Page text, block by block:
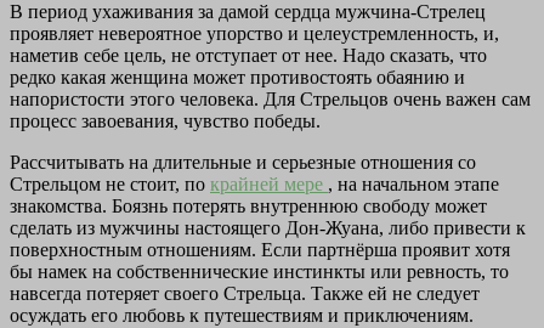
В период ухаживания за дамой сердца мужчина-Стрелец
проявляет невероятное упорство и целеустремленность, и,
наметив себе цель, не отступает от нее. Надо сказать, что
редко какая женщина может противостоять обаянию и
напористости этого человека. Для Стрельцов очень важен сам
процесс завоевания, чувство победы.
Рассчитывать на длительные и серьезные отношения со
Стрельцом не стоит, по крайней мере , на начальном этапе
знакомства. Боязнь потерять внутреннюю свободу может
сделать из мужчины настоящего Дон-Жуана, либо привести к
поверхностным отношениям. Если партнёрша проявит хотя
бы намек на собственнические инстинкты или ревность, то
навсегда потеряет своего Стрельца. Также ей не следует
осуждать его любовь к путешествиям и приключениям.